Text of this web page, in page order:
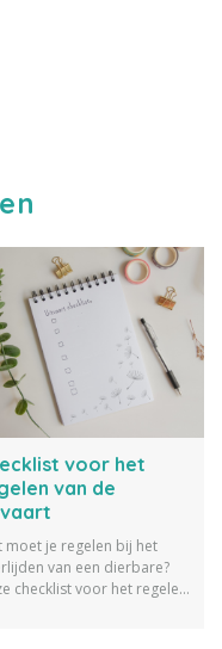
voor het
van de
moet je regelen bij het
van een dierbare?
checklist voor het regelen